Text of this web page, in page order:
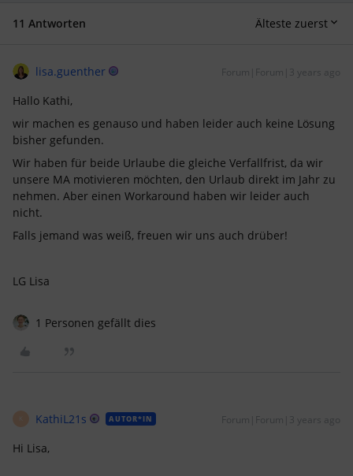
11 Antworten Älteste zuerst
lisa.guenther Forum|Forum|3 years ago
Hallo Kathi,
wir machen es genauso und haben leider auch keine Lösung
bisher gefunden.
Wir haben für beide Urlaube die gleiche Verfallfrist, da wir
unsere MA motivieren möchten, den Urlaub direkt im Jahr zu
nehmen. Aber einen Workaround haben wir leider auch
nicht.
Falls jemand was weiß, freuen wir uns auch drüber!
LG Lisa
1 Personen gefällt dies
KathiL21s AUTOR*IN Forum|Forum|3 years ago
Hi Lisa,